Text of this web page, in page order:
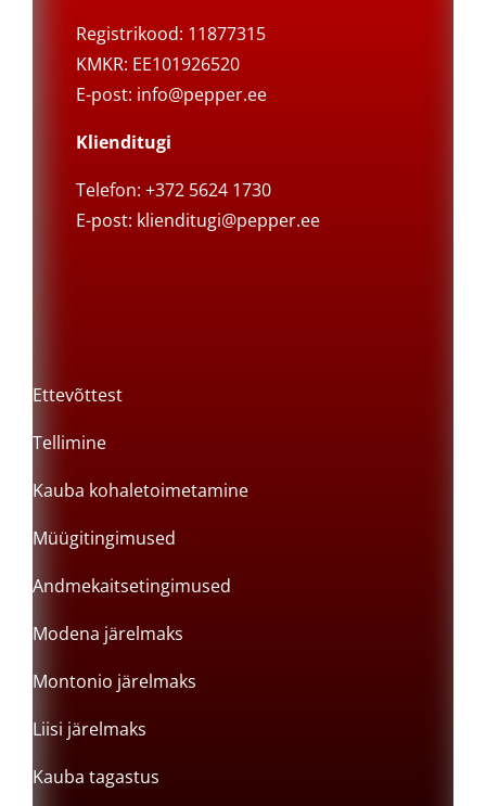
Registrikood: 11877315
KMKR: EE101926520
E-post: info@pepper.ee
Klienditugi
Telefon: +372 5624 1730
E-post: klienditugi@pepper.ee
Ettevõttest
Tellimine
Kauba kohaletoimetamine
Müügitingimused
Andmekaitsetingimused
Modena järelmaks
Montonio järelmaks
Liisi järelmaks
Kauba tagastus